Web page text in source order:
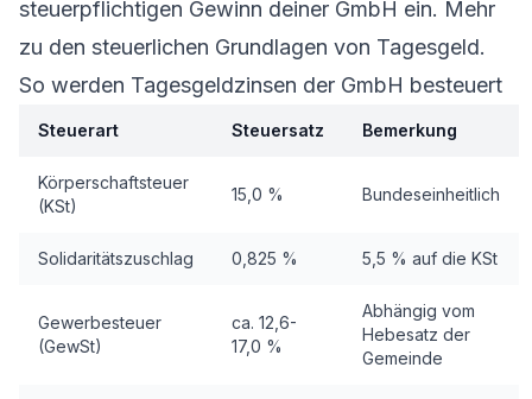
steuerpflichtigen Gewinn deiner GmbH ein. Mehr
zu den steuerlichen Grundlagen von Tagesgeld.
So werden Tagesgeldzinsen der GmbH besteuert
Steuerart Steuersatz Bemerkung
Körperschaftsteuer
(KSt)
15,0 % Bundeseinheitlich
Solidaritätszuschlag 0,825 % 5,5 % auf die KSt
Gewerbesteuer
(GewSt)
ca. 12,6-
17,0 %
Abhängig vom
Hebesatz der
Gemeinde